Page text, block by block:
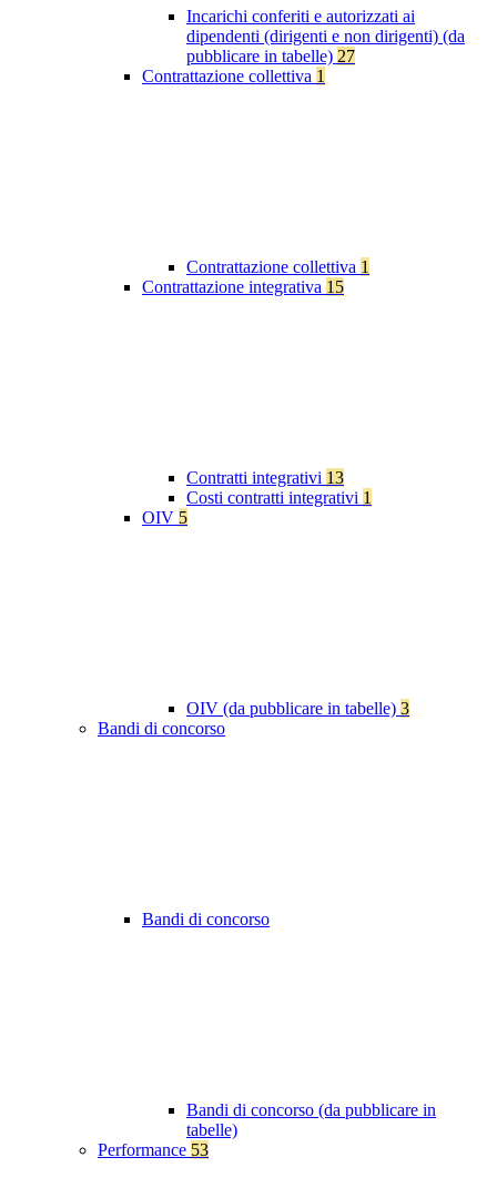
Incarichi conferiti e autorizzati ai
dipendenti (dirigenti e non dirigenti) (da
pubblicare in tabelle) 27
Contrattazione collettiva 1
Contrattazione collettiva 1
Contrattazione integrativa 15
Contratti integrativi 13
Costi contratti integrativi 1
OIV 5
OIV (da pubblicare in tabelle) 3
Bandi di concorso
Bandi di concorso
Bandi di concorso (da pubblicare in
tabelle)
Performance 53